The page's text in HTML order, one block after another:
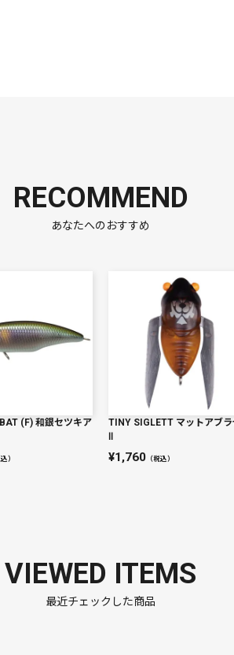
RECOMMEND
あなたへのおすすめ
(F) 和銀セツキア
）
TINY SIGLETT マットアブラ
1,760（税込）
VIEWED ITEMS
最近チェックした商品